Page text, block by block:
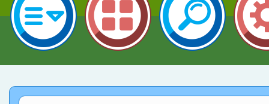
指導老師林老師
賽 劉文瑛教師榮獲教
臺灣台語-第二名
賀！本校參與2026世
市賽榮獲科學小創客佳
創客第三名。
賀！本校參加桃園市中
賽 洪綺君教師榮獲社
賀！本校阿巴斯O蜜、